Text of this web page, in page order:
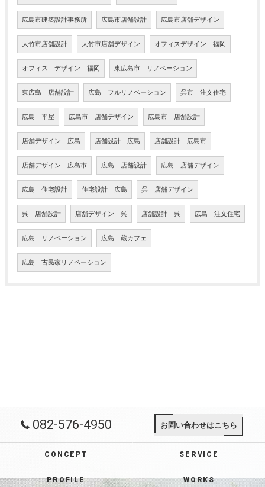
広島市建築設計事務所 広島市店舗設計 広島市店舗デザイン
大竹市店舗設計 大竹市店舗デザイン オフィスデザイン 福岡
オフィス デザイン 福岡 東広島市 リノベーション
東広島 店舗設計 広島 フルリノベーション 呉市 注文住宅
広島 平屋 広島市 店舗デザイン 広島市 店舗設計
店舗デザイン 広島 店舗設計 広島 店舗設計 広島市
店舗デザイン 広島市 広島 店舗設計 広島 店舗デザイン
広島 住宅設計 住宅設計 広島 呉 店舗デザイン
呉 店舗設計 店舗デザイン 呉 店舗設計 呉 広島 注文住宅
広島 リノベーション 広島 蔵カフェ
広島 古民家リノベーション
082-576-4950 お問い合わせはこちら
CONCEPT SERVICE
PROFILE WORKS